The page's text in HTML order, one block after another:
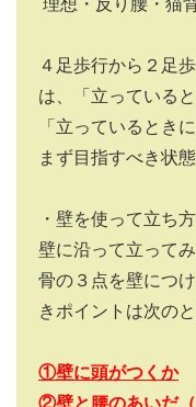
理想・反り腰・猫
４足歩行から２足
は、「立っていると
「立っているとき
まず目指すべき状
・壁を使って立ち
壁に沿って立って
骨の３点を壁につ
きポイントは次のと
①壁に頭がつくか
②壁と腰のあいだ